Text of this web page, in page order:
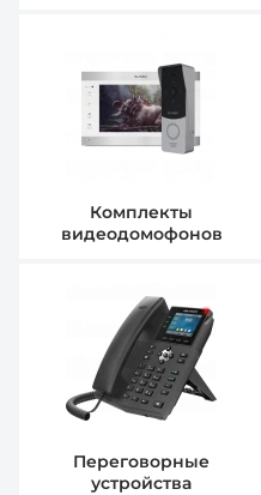
Комплекты
видеодомофонов
Переговорные
устройства